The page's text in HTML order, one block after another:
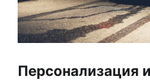
Персонализация